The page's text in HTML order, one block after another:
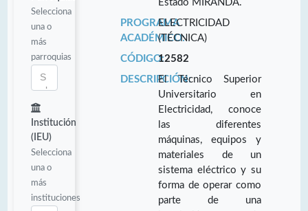
Selecciona
una o
más
parroquias
Institución
(IEU)
Selecciona
una o
más
instituciones
Estado MIRANDA.
PROGRAMA
ACADÉMICO:
ELECTRICIDAD
(TÉCNICA)
CÓDIGO:12582
DESCRIPCIÓN:El Técnico Superior
Universitario en
Electricidad, conoce
las diferentes
máquinas, equipos y
materiales de un
sistema eléctrico y su
forma de operar como
parte de una